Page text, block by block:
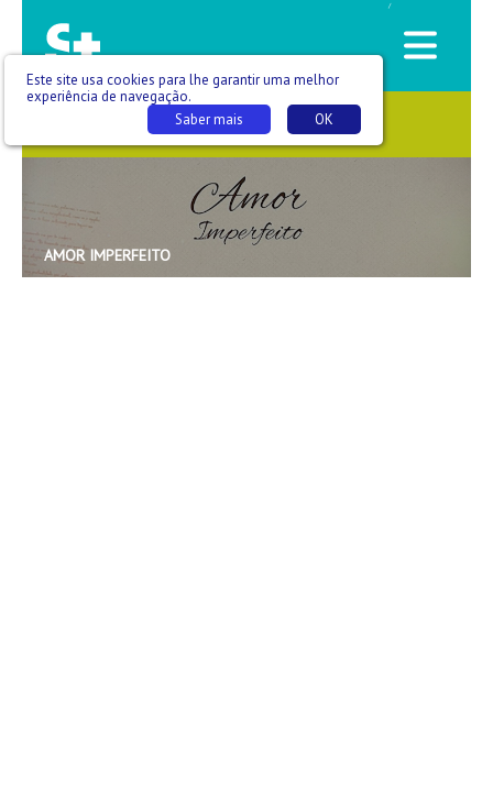
/
SAÚDE QUE SE VÊ
AMOR IMPERFEITO
Este site usa cookies para lhe garantir uma melhor
experiência de navegação.
OK
Saber mais